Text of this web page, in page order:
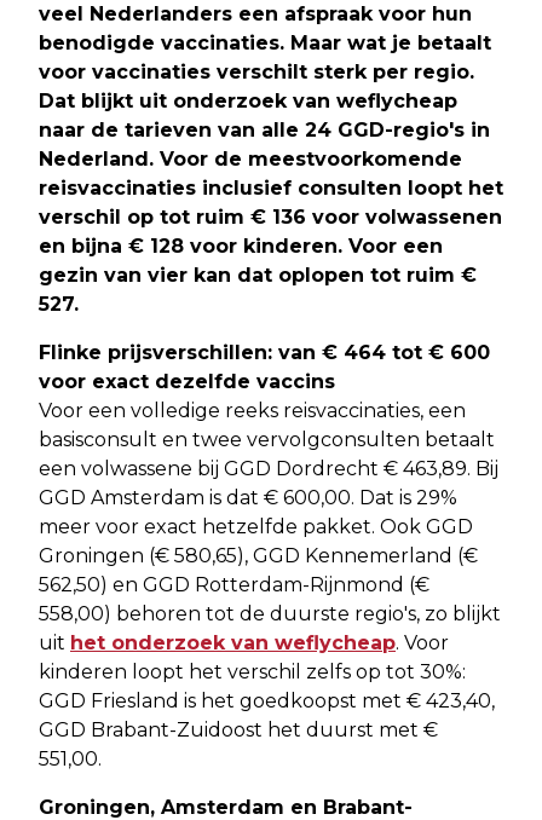
veel Nederlanders een afspraak voor hun
benodigde vaccinaties. Maar wat je betaalt
voor vaccinaties verschilt sterk per regio.
Dat blijkt uit onderzoek van weflycheap
naar de tarieven van alle 24 GGD-regio's in
Nederland. Voor de meestvoorkomende
reisvaccinaties inclusief consulten loopt het
verschil op tot ruim € 136 voor volwassenen
en bijna € 128 voor kinderen. Voor een
gezin van vier kan dat oplopen tot ruim €
527.
Flinke prijsverschillen: van € 464 tot € 600
voor exact dezelfde vaccins
Voor een volledige reeks reisvaccinaties, een
basisconsult en twee vervolgconsulten betaalt
een volwassene bij GGD Dordrecht € 463,89. Bij
GGD Amsterdam is dat € 600,00. Dat is 29%
meer voor exact hetzelfde pakket. Ook GGD
Groningen (€ 580,65), GGD Kennemerland (€
562,50) en GGD Rotterdam-Rijnmond (€
558,00) behoren tot de duurste regio's, zo blijkt
uit het onderzoek van weflycheap. Voor
kinderen loopt het verschil zelfs op tot 30%:
GGD Friesland is het goedkoopst met € 423,40,
GGD Brabant-Zuidoost het duurst met €
551,00.
Groningen, Amsterdam en Brabant-